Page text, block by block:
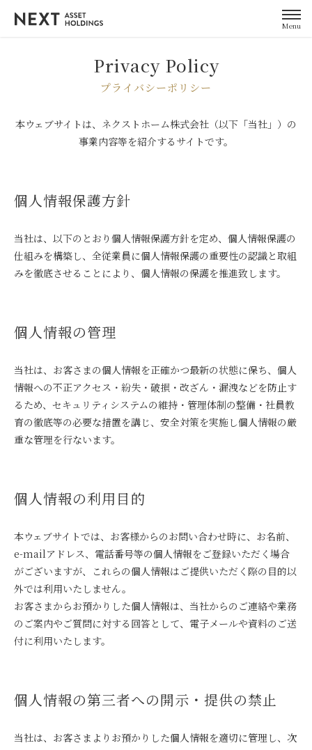
Menu
Privacy Policy
プライバシーポリシー
本ウェブサイトは、ネクストホーム株式会社（以下「当社」）の
事業内容等を紹介するサイトです。
個人情報保護方針
当社は、以下のとおり個人情報保護方針を定め、個人情報保護の
仕組みを構築し、全従業員に個人情報保護の重要性の認識と取組
みを徹底させることにより、個人情報の保護を推進致します。
個人情報の管理
当社は、お客さまの個人情報を正確かつ最新の状態に保ち、個人
情報への不正アクセス・紛失・破損・改ざん・漏洩などを防止す
るため、セキュリティシステムの維持・管理体制の整備・社員教
育の徹底等の必要な措置を講じ、安全対策を実施し個人情報の厳
重な管理を行ないます。
個人情報の利用目的
本ウェブサイトでは、お客様からのお問い合わせ時に、お名前、
e-mailアドレス、電話番号等の個人情報をご登録いただく場合
がございますが、これらの個人情報はご提供いただく際の目的以
外では利用いたしません。
お客さまからお預かりした個人情報は、当社からのご連絡や業務
のご案内やご質問に対する回答として、電子メールや資料のご送
付に利用いたします。
個人情報の第三者への開示・提供の禁止
当社は、お客さまよりお預かりした個人情報を適切に管理し、次